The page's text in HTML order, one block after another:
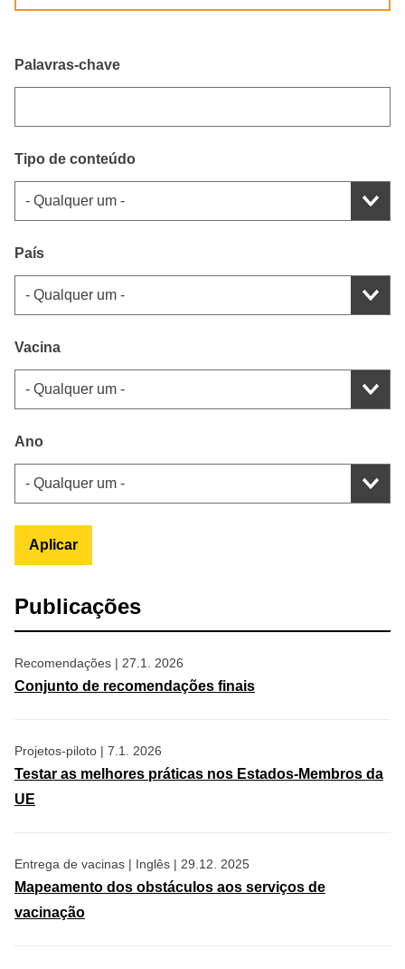
Palavras-chave
Tipo de conteúdo
País
Vacina
Ano
Aplicar
Publicações
Recomendações | 27.1. 2026
Conjunto de recomendações finais
Projetos-piloto | 7.1. 2026
Testar as melhores práticas nos Estados-Membros da
UE
Entrega de vacinas | Inglês | 29.12. 2025
Mapeamento dos obstáculos aos serviços de
vacinação